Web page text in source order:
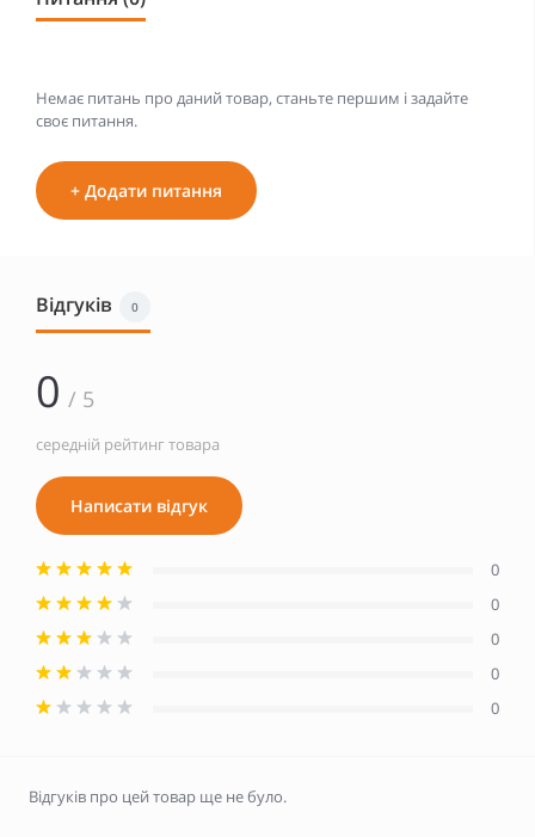
Немає питань про даний товар, станьте першим і задайте
своє питання.
+ Додати питання
Відгуків 0
0 / 5
середній рейтинг товара
Написати відгук
0
0
0
0
0
Відгуків про цей товар ще не було.